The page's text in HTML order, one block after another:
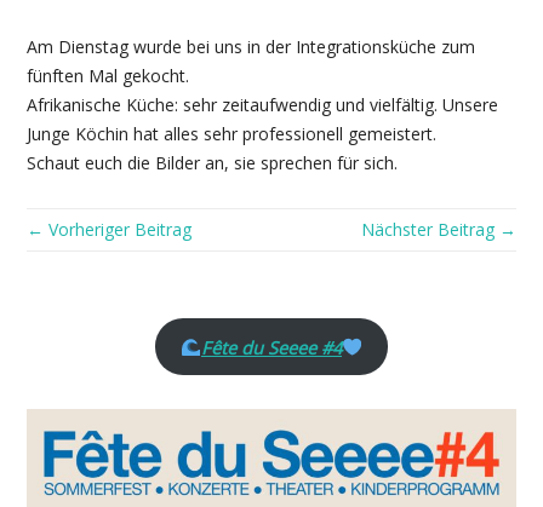
Am Dienstag wurde bei uns in der Integrationsküche zum
fünften Mal gekocht.
Afrikanische Küche: sehr zeitaufwendig und vielfältig. Unsere
Junge Köchin hat alles sehr professionell gemeistert.
Schaut euch die Bilder an, sie sprechen für sich.
← Vorheriger Beitrag Nächster Beitrag →
Fête du Seeee #4